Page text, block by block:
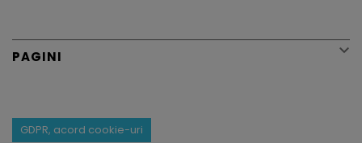
PAGINI 
GDPR, acord cookie-uri